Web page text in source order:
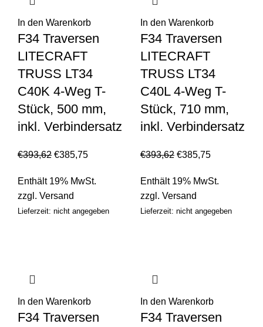
In den Warenkorb
F34 Traversen
LITECRAFT
TRUSS LT34
C40K 4-Weg T-
Stück, 500 mm,
inkl. Verbindersatz
€393,62 €385,75
Enthält 19% MwSt.
zzgl. Versand
Lieferzeit: nicht angegeben
In den Warenkorb
F34 Traversen
LITECRAFT
TRUSS LT34
C40L 4-Weg T-
Stück, 710 mm,
inkl. Verbindersatz
€393,62 €385,75
Enthält 19% MwSt.
zzgl. Versand
Lieferzeit: nicht angegeben
In den Warenkorb
F34 Traversen
In den Warenkorb
F34 Traversen